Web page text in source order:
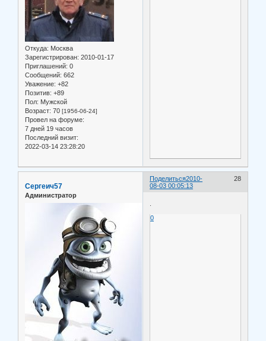
Откуда: Москва
Зарегистрирован: 2010-01-17
Приглашений: 0
Сообщений: 662
Уважение: +82
Позитив: +89
Пол: Мужской
Возраст: 70 [1956-06-24]
Провел на форуме:
7 дней 19 часов
Последний визит:
2022-03-14 23:28:20
Поделиться 28
2010-
08-03 00:05:13
Сергеич57
Администратор
0